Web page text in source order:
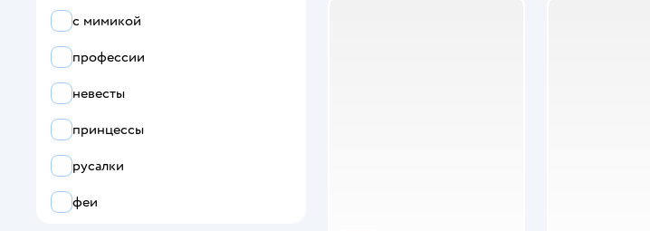
bonbela
Bondibon
Bratz
BY
Candy Wendy
CENTRUM
с мимикой
профессии
невесты
принцессы
русалки
феи